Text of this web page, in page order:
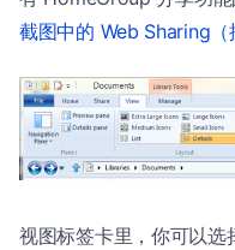
截图中的 Web Sharing（
视图标签卡里，你可以选